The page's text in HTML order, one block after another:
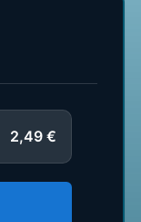
2,49 €